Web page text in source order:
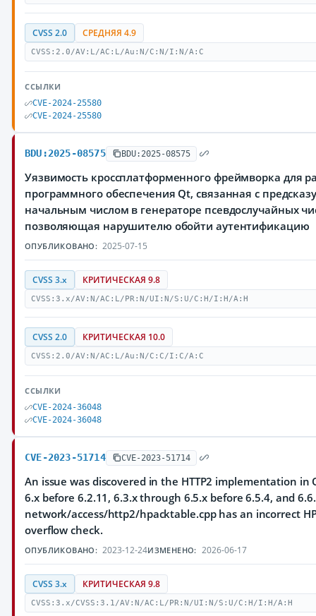
CVSS 2.0 СРЕДНЯЯ 4.9
CVSS:2.0/AV:L/AC:L/Au:N/C:N/I:N/A:C
ССЫЛКИ
CVE-2024-25580
CVE-2024-25580
BDU:2025-08575 BDU:2025-08575
Уязвимость кроссплатформенного фреймворка для
программного обеспечения Qt, связанная с
начальным числом в генераторе псевдослучайных
позволяющая нарушителю обойти аутентификацию
ОПУБЛИКОВАНО: 2025-07-15
CVSS 3.x КРИТИЧЕСКАЯ 9.8
CVSS:3.x/AV:N/AC:L/PR:N/UI:N/S:U/C:H/I:H/A:H
CVSS 2.0 КРИТИЧЕСКАЯ 10.0
CVSS:2.0/AV:N/AC:L/Au:N/C:C/I:C/A:C
ССЫЛКИ
CVE-2024-36048
CVE-2024-36048
CVE-2023-51714 CVE-2023-51714
An issue was discovered in the HTTP2 implementation in
6.x before 6.2.11, 6.3.x through 6.5.x before 6.5.4, and
network/access/http2/hpacktable.cpp has an incorrect
overflow check.
ОПУБЛИКОВАНО: 2023-12-24ИЗМЕНЕНО: 2026-06-17
CVSS 3.x КРИТИЧЕСКАЯ 9.8
CVSS:3.x/CVSS:3.1/AV:N/AC:L/PR:N/UI:N/S:U/C:H/I:H/A:H